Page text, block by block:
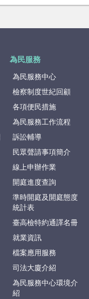
為民服務
為民服務中心
檢察制度世紀回顧
各項便民措施
為民服務工作流程
訴訟輔導
民眾聲請事項簡介
線上申辦作業
開庭進度查詢
準時開庭及開庭態度
統計表
臺高檢特約通譯名冊
就業資訊
檔案應用服務
司法大廈介紹
為民服務中心環境介
紹